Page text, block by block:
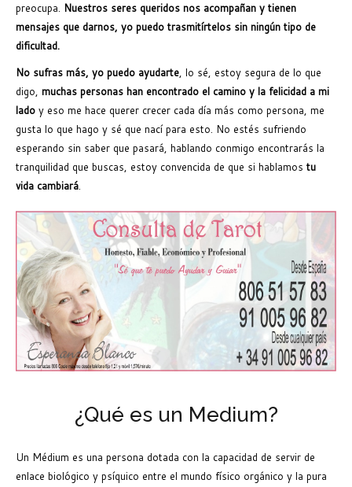
preocupa. Nuestros seres queridos nos acompañan y tienen
mensajes que darnos, yo puedo trasmitírtelos sin ningún tipo de
dificultad.
No sufras más, yo puedo ayudarte, lo sé, estoy segura de lo que
digo, muchas personas han encontrado el camino y la felicidad a mi
lado y eso me hace querer crecer cada día más como persona, me
gusta lo que hago y sé que nací para esto. No estés sufriendo
esperando sin saber que pasará, hablando conmigo encontrarás la
tranquilidad que buscas, estoy convencida de que si hablamos tu
vida cambiará.
¿Qué es un Medium?
Un Médium es una persona dotada con la capacidad de servir de
enlace biológico y psíquico entre el mundo físico orgánico y la pura